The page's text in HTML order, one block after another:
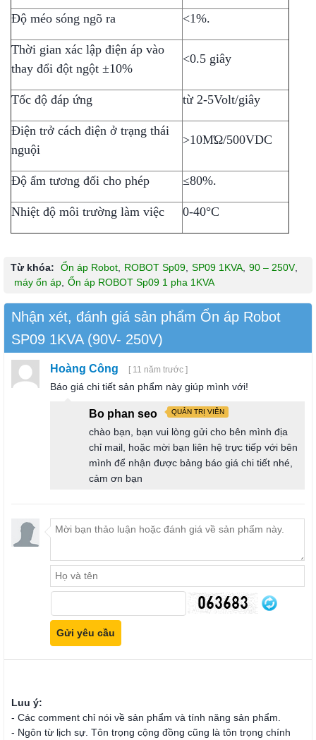
Độ méo sóng ngõ ra <1%.
Thời gian xác lập điện áp vào
thay đổi đột ngột ±10%
<0.5 giây
Tốc độ đáp ứng từ 2-5Volt/giây
Điện trở cách điện ở trạng thái
nguội
>10MΏ/500VDC
Độ ẩm tương đối cho phép ≤80%.
Nhiệt độ môi trường làm việc 0-40°C
Từ khóa: Ổn áp Robot ROBOT Sp09 SP09 1KVA 90 – 250V,
máy ổn áp Ổn áp ROBOT Sp09 1 pha 1KVA
Nhận xét, đánh giá sản phẩm Ổn áp Robot
SP09 1KVA (90V- 250V)
Hoàng Công [ 11 năm trước ]
Báo giá chi tiết sản phẩm này giúp mình với!
Bo phan seo QUẢN TRỊ VIÊN
chào bạn, bạn vui lòng gửi cho bên mình địa
chỉ mail, hoặc mời bạn liên hệ trực tiếp với bên
mình để nhận được bảng báo giá chi tiết nhé,
cảm ơn bạn
Luu ý:
- Các comment chỉ nói về sản phẩm và tính năng sản phẩm.
- Ngôn từ lịch sự. Tôn trọng cộng đồng cũng là tôn trọng chính